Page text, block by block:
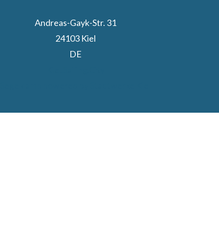
Andreas-Gayk-Str. 31
24103 Kiel
DE